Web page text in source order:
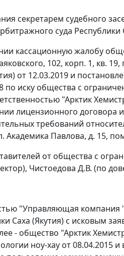
секретарем судебного
суда Республики
кассационную жалобу
102, корп. 1, кв. 19,
от 12.03.2019 и
по иску общества с
"Арктик
лицензионного договора
требований
Павлова, д. 15,
от общества с
Чистоедова Д.В. (по
"Управляющая
Саха (Якутия) с исковым
- общество "Арктик
ноу-хау от 08.04.2015